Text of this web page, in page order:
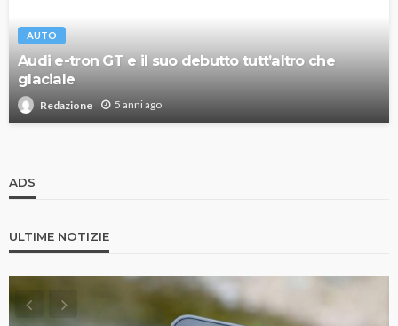
AUTO
Audi e-tron GT e il suo debutto tutt’altro che
glaciale
Redazione 5 anni ago
ADS
ULTIME NOTIZIE